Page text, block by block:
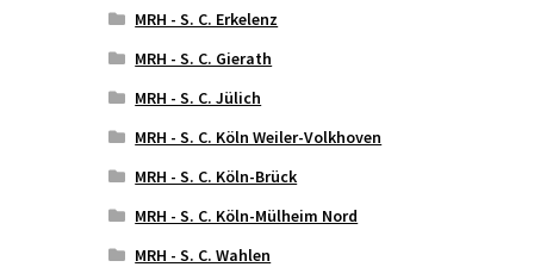
MRH - S. C. Erkelenz
MRH - S. C. Gierath
MRH - S. C. Jülich
MRH - S. C. Köln Weiler-Volkhoven
MRH - S. C. Köln-Brück
MRH - S. C. Köln-Mülheim Nord
MRH - S. C. Wahlen